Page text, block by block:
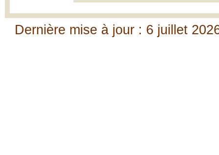
Dernière mise à jour : 6 juillet